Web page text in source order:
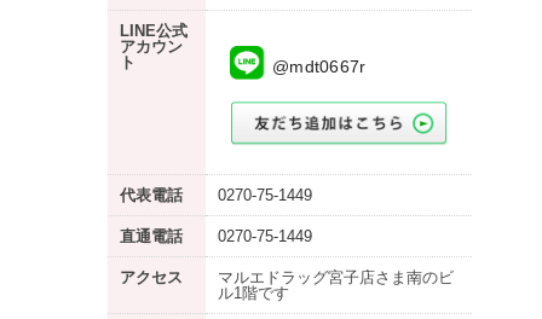
LINE公式
アカウン
ト
@mdt0667r
代表電話 0270-75-1449
直通電話 0270-75-1449
アクセス
マルエドラッグ宮子店さま南のビ
ル1階です